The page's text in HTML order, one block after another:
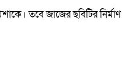
তবে জাজের ছবিটির